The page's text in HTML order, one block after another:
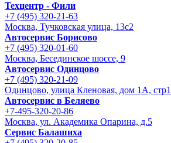
Техцентр - Фили
+7 (495) 320-21-63
Москва, Тучковская улица, 13с2
Автосервис Борисово
+7 (495) 320-01-60
Москва, Бесединское шоссе, 9
Автосервис Одинцово
+7 (495) 320-21-09
Одинцово, улица Кленовая, дом 1А, стр1
Автосервис в Беляево
+7-495-320-20-86
Москва, ул. Академика Опарина, д.5
Сервис Балашиха